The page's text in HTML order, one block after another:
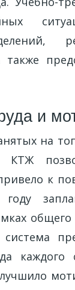
и
на
КТЖ
к
каждого